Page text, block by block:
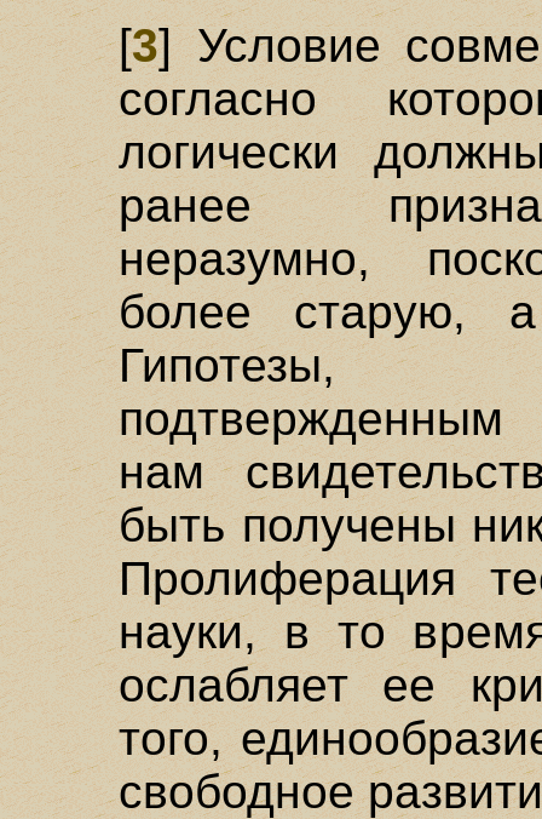
[3] Условие
согласно
логически
ранее
неразумно,
более старую,
Гипотезы,
нам
быть получены
Пролиферация
науки, в то
ослабляет ее
того,
свободное